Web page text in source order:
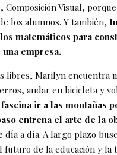
Composición Visual,
los alumnos. Y también,
matemáticos para
empresa.
libres, Marilyn encuentra
andar en bicicleta y
ir a las montañas
entrena el arte de la
día a día. A largo plazo
de la educación y la